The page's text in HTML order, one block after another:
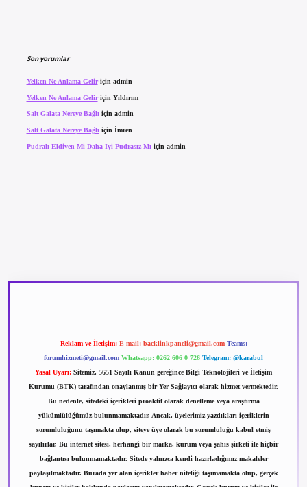
Son yorumlar
Yelken Ne Anlama Geliriçin admin
Yelken Ne Anlama Geliriçin Yıldırım
Salt Galata Nereye Bağlıiçin admin
Salt Galata Nereye Bağlı için İmren
Pudralı Eldiven Mi Daha Iyi Pudrasız Mı için admin
Reklam ve İletişim: E-mail: backlinkpaneli@gmail.com Teams:
forumhizmeti@gmail.com Whatsapp: 0262 606 0 726 Telegram: @karabul
Yasal Uyarı: Sitemiz, 5651 Sayılı Kanun gereğince Bilgi Teknolojileri ve İletişim
Kurumu (BTK) tarafından onaylanmış bir Yer Sağlayıcı olarak hizmet vermektedir.
Bu nedenle, sitedeki içerikleri proaktif olarak denetleme veya araştırma
yükümlülüğümüz bulunmamaktadır. Ancak, üyelerimiz yazdıkları içeriklerin
sorumluluğunu taşımakta olup, siteye üye olarak bu sorumluluğu kabul etmiş
sayılırlar. Bu internet sitesi, herhangi bir marka, kurum veya şahıs şirketi ile hiçbir
bağlantısı bulunmamaktadır. Sitede yalnızca kendi hazırladığımız makaleler
paylaşılmaktadır. Burada yer alan içerikler haber niteliği taşımamakta olup, gerçek